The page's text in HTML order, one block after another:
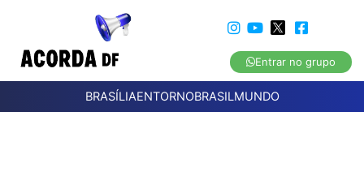
Entrar no grupo
BRASÍLIAENTORNOBRASILMUNDO